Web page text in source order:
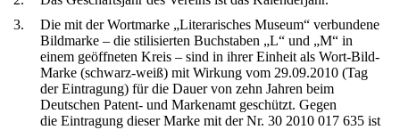
3.
Die mit der Wortmarke „Literarisches Museum“ verbundene
Bildmarke – die stilisierten Buchstaben „L“ und „M“ in
einem geöffneten Kreis – sind in ihrer Einheit als Wort-Bild-
Marke (schwarz-weiß) mit Wirkung vom 29.09.2010 (Tag
der Eintragung) für die Dauer von zehn Jahren beim
Deutschen Patent- und Markenamt geschützt. Gegen
die Eintragung dieser Marke mit der Nr. 30 2010 017 635 ist